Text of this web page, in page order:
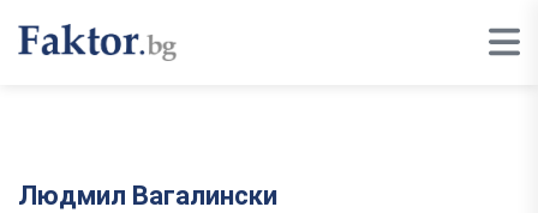
Людмил Вагалински